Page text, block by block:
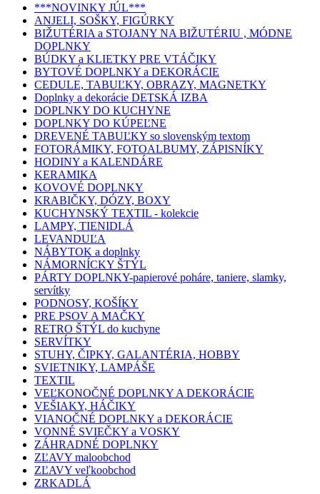
***NOVINKY JÚL***
ANJELI, SOŠKY, FIGÚRKY
BIŽUTÉRIA a STOJANY NA BIŽUTÉRIU , MÓDNE
DOPLNKY
BÚDKY a KLIETKY PRE VTÁČIKY
BYTOVÉ DOPLNKY a DEKORÁCIE
CEDULE, TABUĽKY, OBRAZY, MAGNETKY
Doplnky a dekorácie DETSKÁ IZBA
DOPLNKY DO KUCHYNE
DOPLNKY DO KÚPEĽNE
DREVENÉ TABUĽKY so slovenským textom
FOTORÁMIKY, FOTOALBUMY, ZÁPISNÍKY
HODINY a KALENDÁRE
KERAMIKA
KOVOVÉ DOPLNKY
KRABIČKY, DÓZY, BOXY
KUCHYNSKÝ TEXTIL - kolekcie
LAMPY, TIENIDLÁ
LEVANDUĽA
NÁBYTOK a doplnky
NÁMORNÍCKY ŠTÝL
PÁRTY DOPLNKY-papierové poháre, taniere, slamky,
servítky
PODNOSY, KOŠÍKY
PRE PSOV A MAČKY
RETRO ŠTÝL do kuchyne
SERVÍTKY
STUHY, ČIPKY, GALANTÉRIA, HOBBY
SVIETNIKY, LAMPÁŠE
TEXTIL
VEĽKONOČNÉ DOPLNKY A DEKORÁCIE
VEŠIAKY, HÁČIKY
VIANOČNÉ DOPLNKY a DEKORÁCIE
VONNÉ SVIEČKY a VOSKY
ZÁHRADNÉ DOPLNKY
ZĽAVY maloobchod
ZĽAVY veľkoobchod
ZRKADLÁ